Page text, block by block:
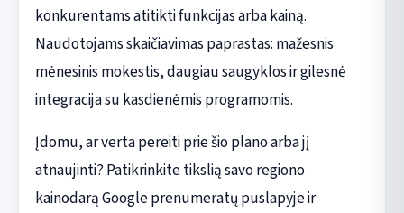
konkurentams atitikti funkcijas arba kainą.
Naudotojams skaičiavimas paprastas: mažesnis
mėnesinis mokestis, daugiau saugyklos ir gilesnė
integracija su kasdienėmis programomis.
Įdomu, ar verta pereiti prie šio plano arba jį
atnaujinti? Patikrinkite tikslią savo regiono
kainodarą Google prenumeratų puslapyje ir